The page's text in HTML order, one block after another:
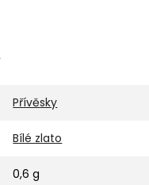
Přívěsky
Bílé zlato
0,6 g